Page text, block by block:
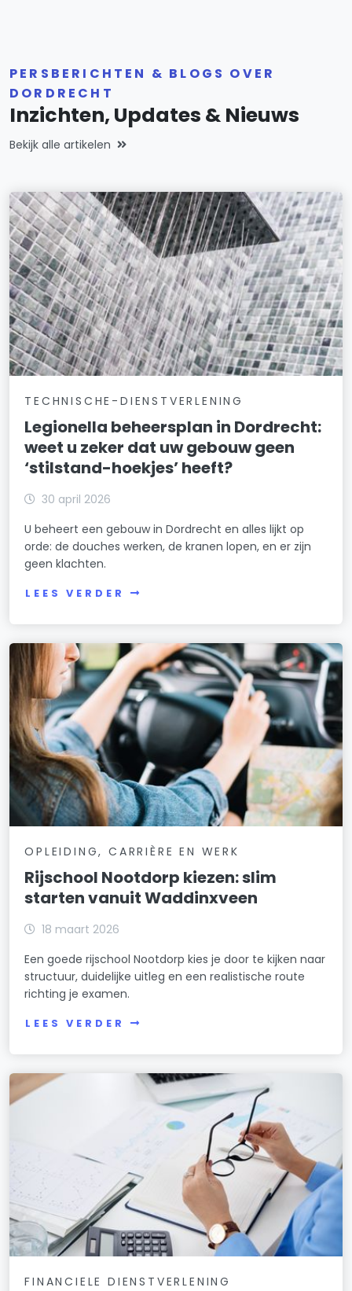
PERSBERICHTEN & BLOGS OVER
DORDRECHT
Inzichten, Updates & Nieuws
Bekijk alle artikelen
TECHNISCHE-DIENSTVERLENING
Legionella beheersplan in Dordrecht:
weet u zeker dat uw gebouw geen
‘stilstand-hoekjes’ heeft?
30 april 2026
U beheert een gebouw in Dordrecht en alles lijkt op
orde: de douches werken, de kranen lopen, en er zijn
geen klachten.
LEES VERDER
OPLEIDING, CARRIÈRE EN WERK
Rijschool Nootdorp kiezen: slim
starten vanuit Waddinxveen
18 maart 2026
Een goede rijschool Nootdorp kies je door te kijken naar
structuur, duidelijke uitleg en een realistische route
richting je examen.
LEES VERDER
FINANCIELE DIENSTVERLENING